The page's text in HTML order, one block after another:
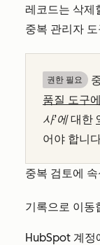
레코드는 삭제
중복 관리자
권한 필요
품질 도구에
사’에대한
어야 합니
중복 검토에
기록으로 이동
HubSpot 계정